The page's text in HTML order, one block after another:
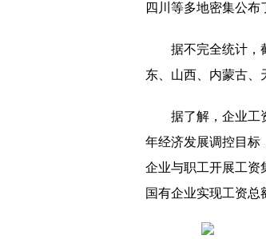
四川等多地密集公布
据不完全统计，
东、山西、内蒙古、
据了解，企业工
年经济发展调控目标
企业与职工开展工资
国有企业实现工资总